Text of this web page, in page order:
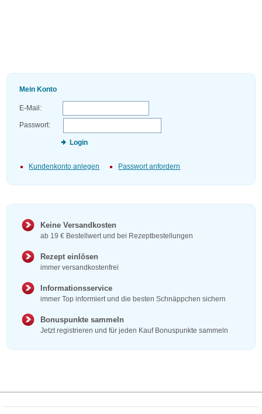
Mein Konto
E-Mail:
Passwort:
Login
Kundenkonto anlegen Passwort anfordern
Keine Versandkosten
ab 19 € Bestellwert und bei Rezeptbestellungen
Rezept einlösen
immer versandkostenfrei
Informationsservice
immer Top informiert und die besten Schnäppchen sichern
Bonuspunkte sammeln
Jetzt registrieren und für jeden Kauf Bonuspunkte sammeln